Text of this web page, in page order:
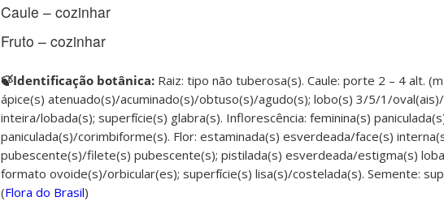
Caule – cozinhar
Fruto – cozinhar
🍃Identificação botânica: Raiz: tipo não tuberosa(s). Caule: porte 2 – 4 alt.
ápice(s) atenuado(s)/acuminado(s)/obtuso(s)/agudo(s); lobo(s) 3/5/1/
inteira/lobada(s); superfície(s) glabra(s). Inflorescência: feminina(s)
paniculada(s)/corimbiforme(s). Flor: estaminada(s) esverdeada/face(s)
pubescente(s)/filete(s) pubescente(s); pistilada(s) esverdeada/estigma(s)
formato ovoide(s)/orbicular(es); superfície(s) lisa(s)/costelada(s). Semente:
(Flora do Brasil)